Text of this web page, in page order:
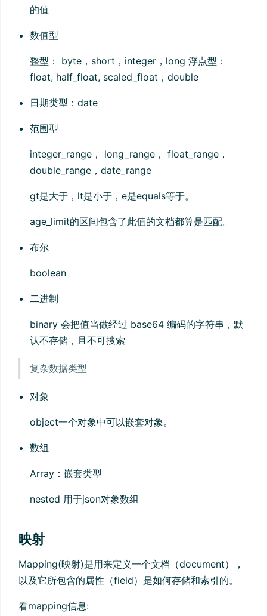
的值
数值型
整型： byte，short，integer，long 浮点型：
float, half_float, scaled_float，double
日期类型：date
范围型
integer_range， long_range， float_range，
double_range，date_range
gt是大于，lt是小于，e是equals等于。
age_limit的区间包含了此值的文档都算是匹配。
布尔
boolean
二进制
binary 会把值当做经过 base64 编码的字符串，默
认不存储，且不可搜索
复杂数据类型
对象
object一个对象中可以嵌套对象。
数组
Array：嵌套类型
nested 用于json对象数组
映射
Mapping(映射)是用来定义一个文档（document），
以及它所包含的属性（field）是如何存储和索引的。
看mapping信息: